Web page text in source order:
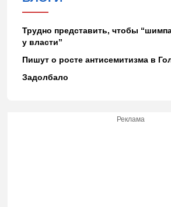
Трудно представить, чтобы
у власти”
Пишут о росте антисемитизма в
Задолбало
Реклама